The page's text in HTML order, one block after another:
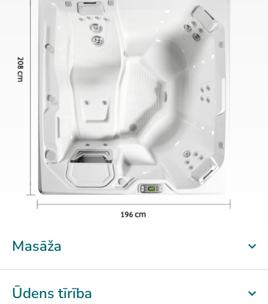
Masāža
Ūdens tīrība